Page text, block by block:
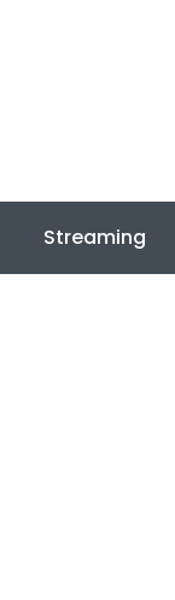
Streaming